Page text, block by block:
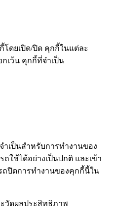
ดยเปิด/ปิด คุกกี้ในแต่ละ
เว้น คุกกี้ที่จำเป็น
เป็นสำหรับการทำงานของ
ใช้ได้อย่างเป็นปกติ และเข้า
ปิดการทำงานของคุกกี้นี้ใน
วัดผลประสิทธิภาพ